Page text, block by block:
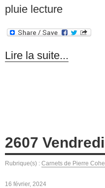
pluie lecture
Lire la suite...
2607
Rubrique(s) : Carnets de Pierre
16 février, 2024